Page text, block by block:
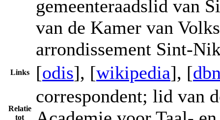
gemeenteraadslid van
van de Kamer van
arrondissement Sint-
Links [odis], [wikipedia], [
Relatie
tot
correspondent; lid van